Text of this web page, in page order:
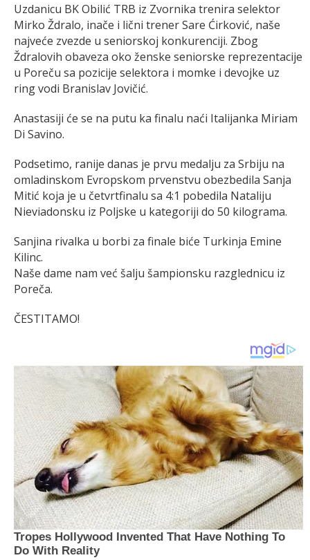
Uzdanicu BK Obilić TRB iz Zvornika trenira selektor
Mirko Ždralo, inače i lični trener Sare Ćirković, naše
najveće zvezde u seniorskoj konkurenciji. Zbog
Ždralovih obaveza oko ženske seniorske reprezentacije
u Poreču sa pozicije selektora i momke i devojke uz
ring vodi Branislav Jovičić.
Anastasiji će se na putu ka finalu naći Italijanka Miriam
Di Savino.
Podsetimo, ranije danas je prvu medalju za Srbiju na
omladinskom Evropskom prvenstvu obezbedila Sanja
Mitić koja je u četvrtfinalu sa 4:1 pobedila Nataliju
Nieviadonsku iz Poljske u kategoriji do 50 kilograma.
Sanjina rivalka u borbi za finale biće Turkinja Emine
Kilinc.
Naše dame nam već šalju šampionsku razglednicu iz
Poreča.
ČESTITAMO!